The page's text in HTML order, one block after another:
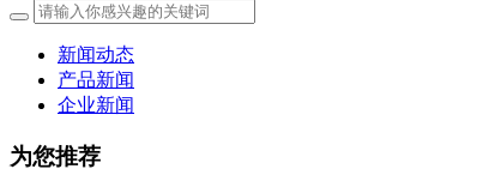
新闻动态
产品新闻
企业新闻
为您推荐